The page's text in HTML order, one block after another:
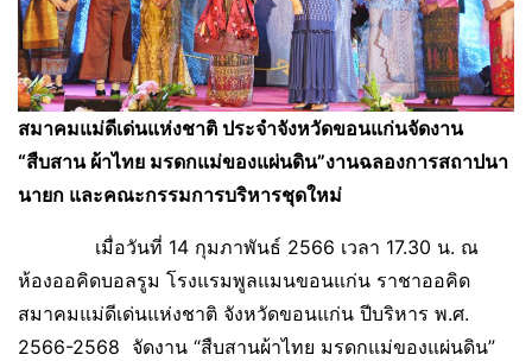
สมาคมแม่ดีเด่นแห่งชาติ ประจำจังหวัดขอนแก่นจัดงาน
“สืบสาน ผ้าไทย มรดกแม่ของแผ่นดิน”งานฉลองการสถาปนา
นายก และคณะกรรมการบริหารชุดใหม่
เมื่อวันที่ 14 กุมภาพันธ์ 2566 เวลา 17.30 น. ณ
ห้องออคิดบอลรูม โรงแรมพูลแมนขอนแก่น ราชาออคิด
สมาคมแม่ดีเด่นแห่งชาติ จังหวัดขอนแก่น ปีบริหาร พ.ศ.
2566-2568 จัดงาน “สืบสานผ้าไทย มรดกแม่ของแผ่นดิน”